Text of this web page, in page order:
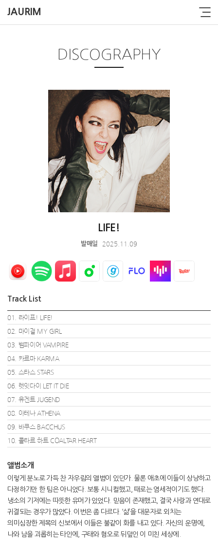
JAURIM
DISCOGRAPHY
LIFE!
발매일 2025.11.09
Track List
01. 라이프! LIFE!
02. 마이걸 MY GIRL
03. 뱀파이어 VAMPIRE
04. 카르마 KARMA
05. 스타스 STARS
06. 렛잇다이 LET IT DIE
07. 유겐트 JUGEND
08. 아테나 ATHENA
09. 바쿠스 BACCHUS
10. 콜타르 하트 COALTAR HEART
앨범소개
이렇게 분노로 가득 찬 자우림의 앨범이 있던가. 물론 애초에 이들이 상냥하고
다정하기만 한 팀은 아니었다. 보통 시니컬했고, 때로는 염세적이기도 했다.
냉소의 기저에는 따뜻한 유머가 있었다. 믿음이 존재했고, 결국 사랑과 연대로
귀결되는 경우가 많았다. 이번은 좀 다르다. ‘삶’을 대문자로 외치는
의미심장한 제목의 신보에서 이들은 불같이 화를 내고 있다. 자신의 운명에,
나와 남을 괴롭히는 타인에, 구태와 혐오로 뒤덮인 이 미친 세상에.